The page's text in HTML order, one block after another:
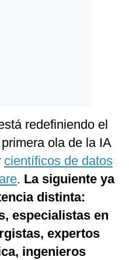
redefiniendo el
ola de la IA
científicos de datos
. La siguiente ya
distinta:
especialistas en
expertos
ingenieros